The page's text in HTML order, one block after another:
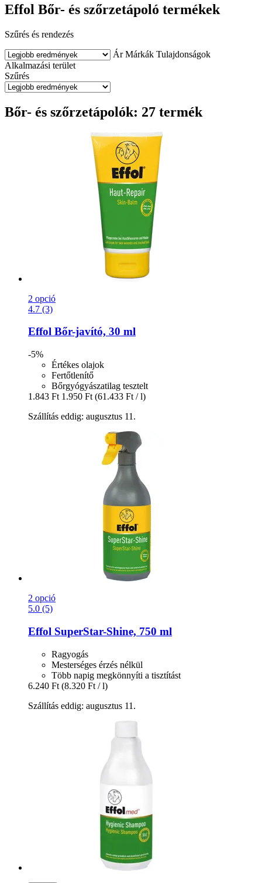
Effol Bőr- és szőrzetápoló termékek
Szűrés és rendezés
Ár Márkák Tulajdonságok
Alkalmazási terület
Szűrés
Bőr- és szőrzetápolók: 27 termék
2 opció
4.7 (3)
Effol Bőr-​javító, 30 ml
-5%
Értékes olajok
Fertőtlenítő
Bőrgyógyászatilag tesztelt
1.843 Ft 1.950 Ft (61.433 Ft / l)
Szállítás eddig: augusztus 11.
2 opció
5.0 (5)
Effol SuperStar-​Shine, 750 ml
Ragyogás
Mesterséges érzés nélkül
Több napig megkönnyíti a tisztítást
6.240 Ft (8.320 Ft / l)
Szállítás eddig: augusztus 11.